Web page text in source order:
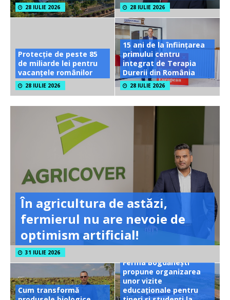
28 IULIE 2026 28 IULIE 2026
Protecție de peste 85
de miliarde lei pentru
vacanțele românilor
28 IULIE 2026
15 ani de la înființarea
primului centru
integrat de Terapia
Durerii din România
28 IULIE 2026
În agricultura de astăzi,
fermierul nu are nevoie de
optimism artificial!
31 IULIE 2026
Cum transformă
Ferma Bogdănești
propune organizarea
unor vizite
educaționale pentru